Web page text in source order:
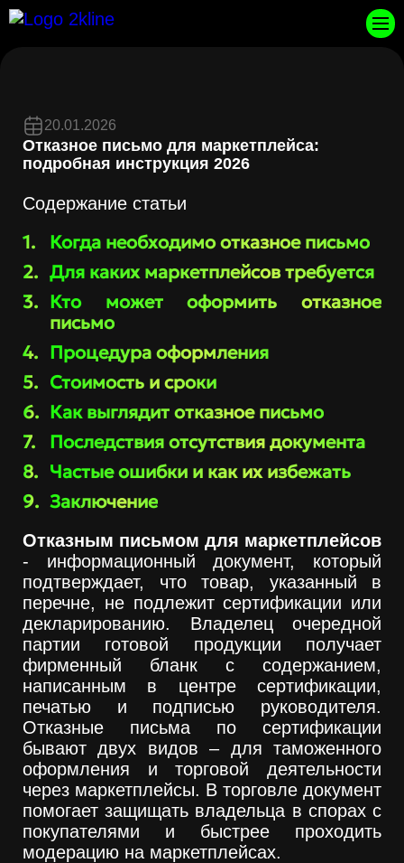
20.01.2026
Отказное письмо для маркетплейса:
подробная инструкция 2026
Содержание статьи
Когда необходимо отказное письмо
Для каких маркетплейсов требуется
Кто может оформить отказное
письмо
Процедура оформления
Стоимость и сроки
Как выглядит отказное письмо
Последствия отсутствия документа
Частые ошибки и как их избежать
Заключение
Отказным письмом для маркетплейсов
- информационный документ, который
подтверждает, что товар, указанный в
перечне, не подлежит сертификации или
декларированию. Владелец очередной
партии готовой продукции получает
фирменный бланк с содержанием,
написанным в центре сертификации,
печатью и подписью руководителя.
Отказные письма по сертификации
бывают двух видов – для таможенного
оформления и торговой деятельности
через маркетплейсы. В торговле документ
помогает защищать владельца в спорах с
покупателями и быстрее проходить
модерацию на маркетплейсах.